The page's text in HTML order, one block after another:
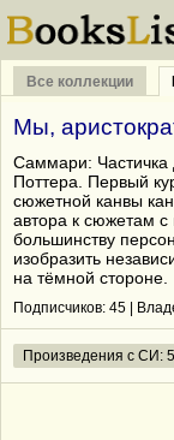
Все коллекции
Мы,
Саммари: Частичка
Поттера. Первый
сюжетной канвы
автора к сюжетам с
большинству
изобразить
на тёмной стороне.
Подписчиков: 45 |
Произведения с СИ: 5